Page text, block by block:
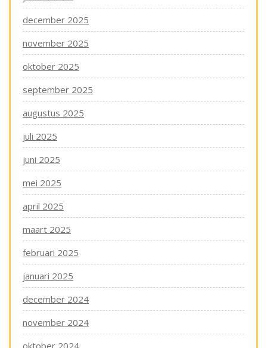
december 2025
november 2025
oktober 2025
september 2025
augustus 2025
juli 2025
juni 2025
mei 2025
april 2025
maart 2025
februari 2025
januari 2025
december 2024
november 2024
oktober 2024